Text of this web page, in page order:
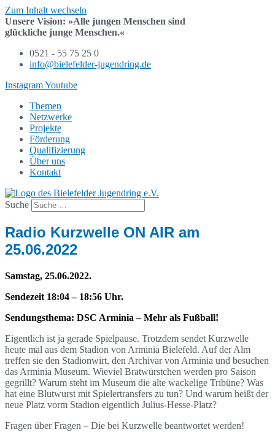
Zum Inhalt wechseln
Unsere Vision: »Alle jungen Menschen sind
glückliche junge Menschen.«
0521 - 55 75 25 0
info@bielefelder-jugendring.de
InstagramYoutube
Themen
Netzwerke
Projekte
Förderung
Qualifizierung
Über uns
Kontakt
Suche
Radio Kurzwelle ON AIR am
25.06.2022
Samstag, 25.06.2022.
Sendezeit 18:04 – 18:56 Uhr.
Sendungsthema: DSC Arminia – Mehr als Fußball!
Eigentlich ist ja gerade Spielpause. Trotzdem sendet Kurzwelle
heute mal aus dem Stadion von Arminia Bielefeld. Auf der Alm
treffen sie den Stadionwirt, den Archivar von Arminia und besuchen
das Arminia Museum. Wieviel Bratwürstchen werden pro Saison
gegrillt? Warum steht im Museum die alte wackelige Tribüne? Was
hat eine Blutwurst mit Spielertransfers zu tun? Und warum heißt der
neue Platz vorm Stadion eigentlich Julius-Hesse-Platz?
Fragen über Fragen – Die bei Kurzwelle beantwortet werden!